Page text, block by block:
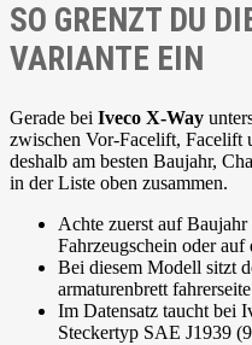
SO GRENZT DU
VARIANTE EIN
Gerade bei Iveco X-Way
zwischen Vor-Facelift, Facelift
deshalb am besten Baujahr,
in der Liste oben zusammen.
Achte zuerst auf
Fahrzeugschein oder
Bei diesem Modell sitzt
armaturenbrett
Im Datensatz taucht bei
Steckertyp SAE J1939